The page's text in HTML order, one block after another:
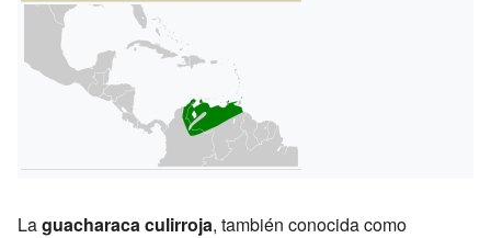
Laguacharaca culirroja, también conocida como